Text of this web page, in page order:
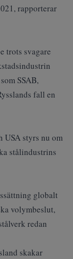
rapporterar
trots svagare
SSAB,
fall en
styrs nu om
stålindustrins
globalt
volymbeslut,
redan
skakar